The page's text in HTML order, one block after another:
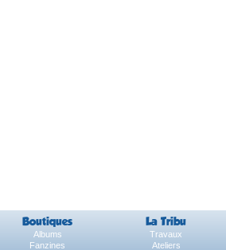
Boutiques La Tribu
Albums
Travaux
Fanzines Ateliers